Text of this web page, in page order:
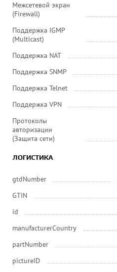
Межсетевой экран
(Firewall)
Поддержка IGMP
(Multicast)
Поддержка NAT
Поддержка SNMP
Поддержка Telnet
Поддержка VPN
Протоколы
авторизации
(Защита сети)
ЛОГИСТИКА
gtdNumber
GTIN
id
manufacturerCountry
partNumber
pictureID